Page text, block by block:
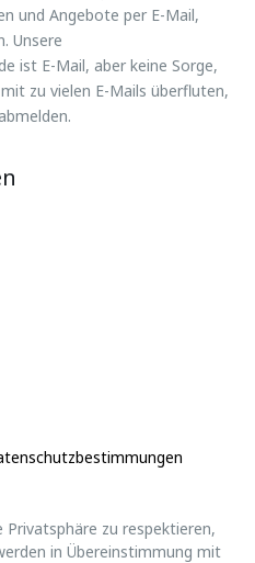
und Angebote per E-Mail,
Unsere
ist E-Mail, aber keine Sorge,
zu vielen E-Mails überfluten,
zu respektieren,
in Übereinstimmung mit